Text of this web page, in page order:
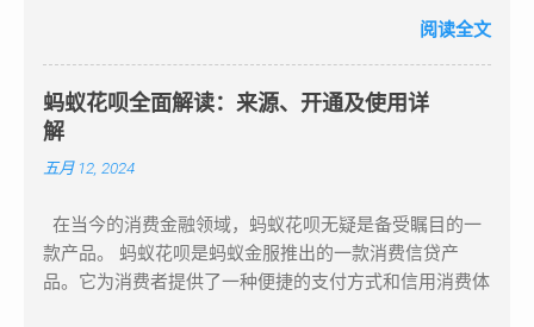
的“京东白条”等，都为用户提供在线套现服务。近期，支
付宝花呗支付的消息备受关注，花呗操作简便且额度较
大，由此掀起一股热潮。 蚂蚁花呗是蚂蚁金服推出的个
人消费信贷产品。申请开通后，用户可获得 50 至...
付页面。 选择花呗作为支付方式。 根据您的花呗额度和
信用情况，选择分期付款或其他灵活的还款选项。 确认
支付。 这种方式使您可以将购物费用分摊到不同的期限
内进行还款，以减轻一次性支付的负担。 4. 如何将花呗
额度提现 在某些情况下，您可能需要将花呗的额度转换
为现金。以下是几种常见的提现方法： 方法一：实体店
忙。在朋友的店铺使用花呗刷一笔金额，然后朋友再以转
账或现金的方式将款项返还给您。 方法二：在线购物提
现 在淘宝等平台上购买虚拟商品，完成交易后联系商
花呗怎么用？花呗的使用方法和注意事项！ 一、花呗的
花呗页面。 点击“开通花呗”，进行身份验证，输入支付密
码进行身份验证。 验证通过后，即可获得一定的消费额
度。在淘宝、天猫等支付宝收银台选择花呗支付即可。
二、花呗的优点 方便快捷：无需携带银行卡，只需打开
还款方式，如分期还款、延期还款等。 安全可靠：花呗
拥有严格的风控体系，保障用户的资金安全。 三、花呗
的注意事项 合理使用：要合理使用花呗，避免过度消费
阅读全文
蚂蚁花呗全面解读：来源、开通及使用详
解
五月 12, 2024
在当今的消费金融领域，蚂蚁花呗无疑是备受瞩目的一
款产品。 蚂蚁花呗是蚂蚁金服推出的一款消费信贷产
品。它为消费者提供了一种便捷的支付方式和信用消费体